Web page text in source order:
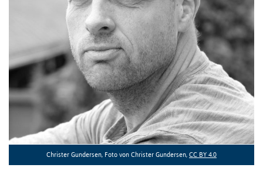
Christer Gundersen, Foto von Christer Gundersen, CC BY 4.0